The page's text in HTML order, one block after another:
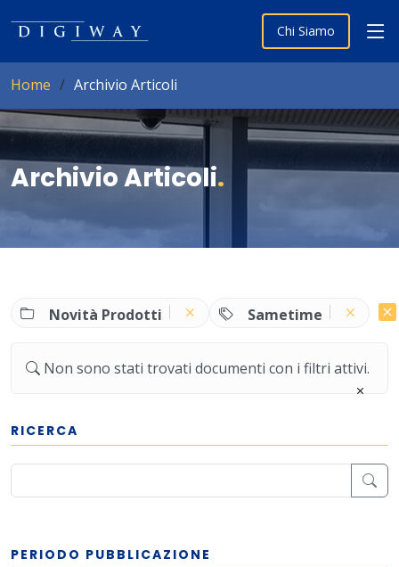
Chi Siamo
Home Archivio Articoli
Archivio Articoli.
Novità Prodotti Sametime
Non sono stati trovati documenti con i filtri attivi.
RICERCA
PERIODO PUBBLICAZIONE